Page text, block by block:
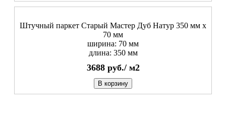
Штучный паркет Старый Мастер Дуб Натур 350 мм х
70 мм
ширина: 70 мм
длина: 350 мм
3688 руб./ м2
В корзину